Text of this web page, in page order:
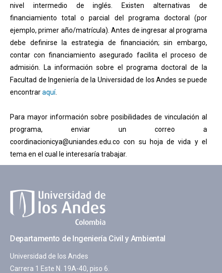
nivel intermedio de inglés. Existen alternativas de
financiamiento total o parcial del programa doctoral (por
ejemplo, primer año/matrícula). Antes de ingresar al programa
debe definirse la estrategia de financiación; sin embargo,
contar con financiamiento asegurado facilita el proceso de
admisión. La información sobre el programa doctoral de la
Facultad de Ingeniería de la Universidad de los Andes se puede
encontraraquí.
Para mayor información sobre posibilidades de vinculación al
programa, enviar un correo a
coordinacionicya@uniandes.edu.co con su hoja de vida y el
tema en el cual le interesaría trabajar.
Departamento de Ingeniería Civil y Ambiental
Universidad de los Andes
Carrera 1 Este N. 19A-40, piso 6.